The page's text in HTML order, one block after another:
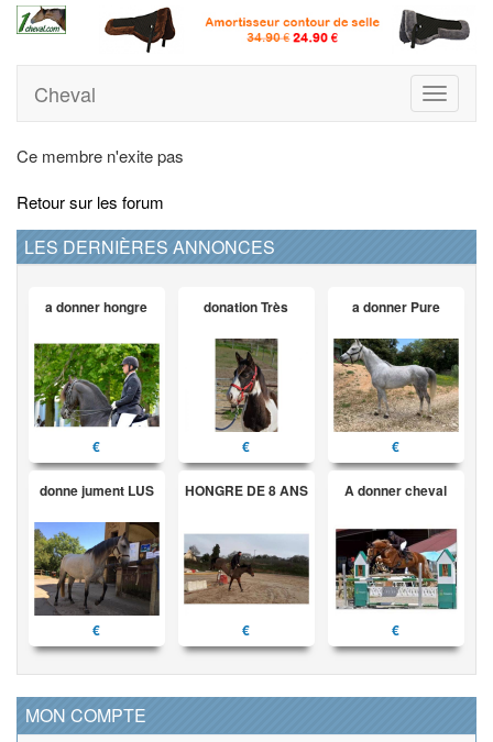
Toggle
Cheval
Ce membre n'exite pas
Retour sur les forum
LES DERNIÈRES ANNONCES
a donner hongre
€
donation Très
€
a donner Pure
€
donne jument LUS
€
HONGRE DE 8 ANS
€
A donner cheval
€
MON COMPTE